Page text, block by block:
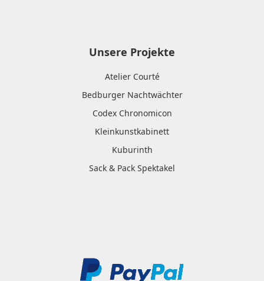
Unsere Projekte
Atelier Courté
Bedburger Nachtwächter
Codex Chronomicon
Kleinkunstkabinett
Kuburinth
Sack & Pack Spektakel